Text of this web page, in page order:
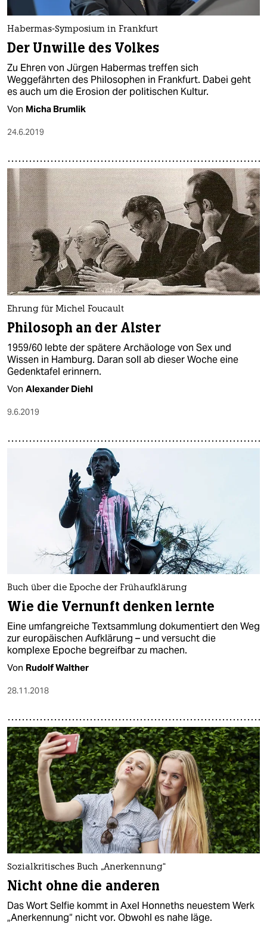
Habermas-Symposium in Frankfurt
Der Unwille des Volkes
Zu Ehren von Jürgen Habermas treffen sich
Weggefährten des Philosophen in Frankfurt. Dabei geht
es auch um die Erosion der politischen Kultur.
Von Micha Brumlik
24.6.2019
Ehrung für Michel Foucault
Philosoph an der Alster
1959/60 lebte der spätere Archäologe von Sex und
Wissen in Hamburg. Daran soll ab dieser Woche eine
Gedenktafel erinnern.
Von Alexander Diehl
9.6.2019
Buch über die Epoche der Frühaufklärung
Wie die Vernunft denken lernte
Eine umfangreiche Textsammlung dokumentiert den Weg
zur europäischen Aufklärung – und versucht die
komplexe Epoche begreifbar zu machen.
Von Rudolf Walther
28.11.2018
Sozialkritisches Buch „Anerkennung“
Nicht ohne die anderen
Das Wort Selfie kommt in Axel Honneths neuestem Werk
„Anerkennung“ nicht vor. Obwohl es nahe läge.